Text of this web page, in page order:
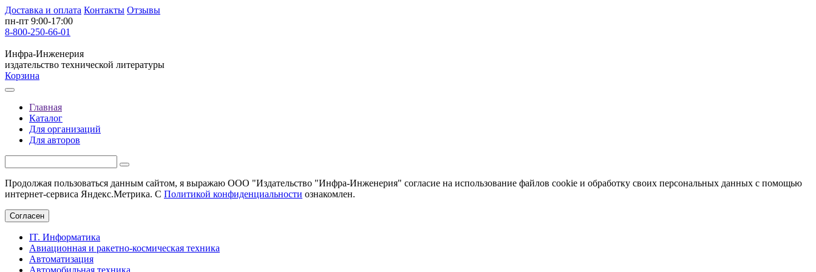
Доставка и оплата Контакты Отзывы
пн-пт 9:00-17:00
8-800-250-66-01
Инфра-Инженерия
издательство технической литературы
Корзина
Главная
Каталог
Для организаций
Для авторов
Продолжая пользоваться данным сайтом, я выражаю ООО "Издательство "Инфра-Инженерия" согласие на использование файлов cookie и обработку своих персональных данных с помощью
интернет-сервиса Яндекс.Метрика. С Политикой конфиденциальности ознакомлен.
Согласен
IT. Информатика
Авиационная и ракетно-космическая техника
Автоматизация
Автомобильная техника